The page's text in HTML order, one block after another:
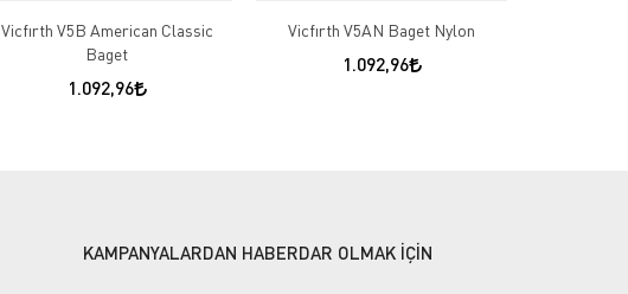
Vicfırth V5B American Classic
Baget
1.092,96
Vicfırth V5AN Baget Nylon
1.092,96
KAMPANYALARDAN HABERDAR OLMAK İÇİN